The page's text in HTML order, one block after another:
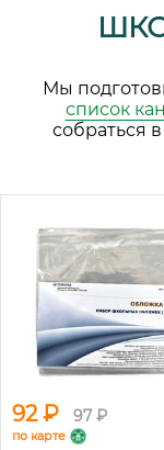
Мы
список
собраться
92 ₽ 97 ₽
по карте